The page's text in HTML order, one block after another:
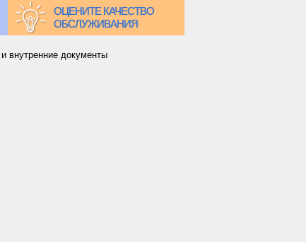
ОЦЕНИТЕ КАЧЕСТВО
ОБСЛУЖИВАНИЯ
и внутренние документы